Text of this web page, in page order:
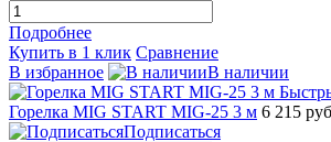
Подробнее
Купить в 1 клик Сравнение
В избранное
В наличии
Горелка MIG START MIG-25 3 м 6 215
Подписаться